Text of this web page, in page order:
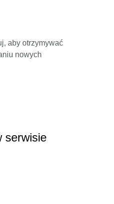
aby otrzymywać
nowych
serwisie